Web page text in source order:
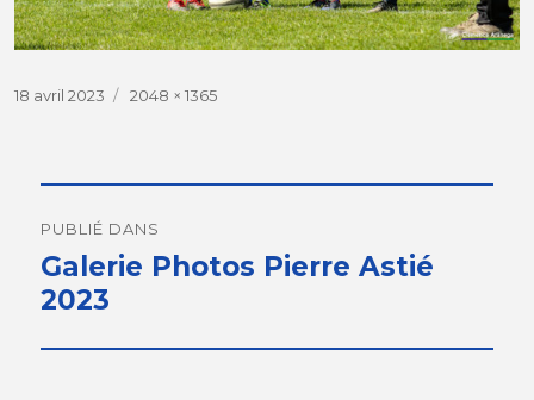
Publié
18 avril 2023
Taille
2048 × 1365
de
l’article
PUBLIÉ DANS
Galerie Photos Pierre Astié
2023